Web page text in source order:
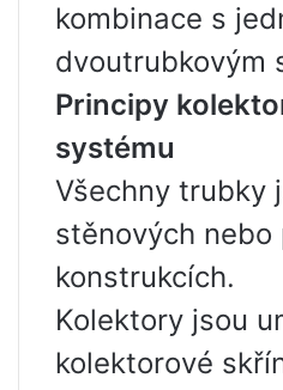
kombinace s
dvoutrubkovým
Principy
systému
Všechny trubky
stěnových nebo
konstrukcích.
Kolektory jsou
kolektorové